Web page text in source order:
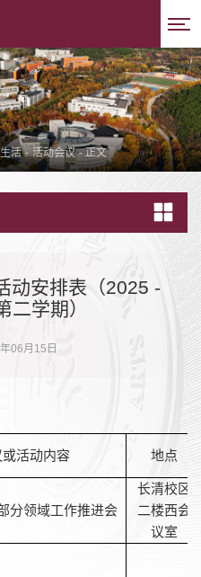
活 - 活动会议 - 正文
动安排表（2025 -
二学期）
06月15日
或活动内容 地点
分领域工作推进会
长清校区
二楼西会
议室